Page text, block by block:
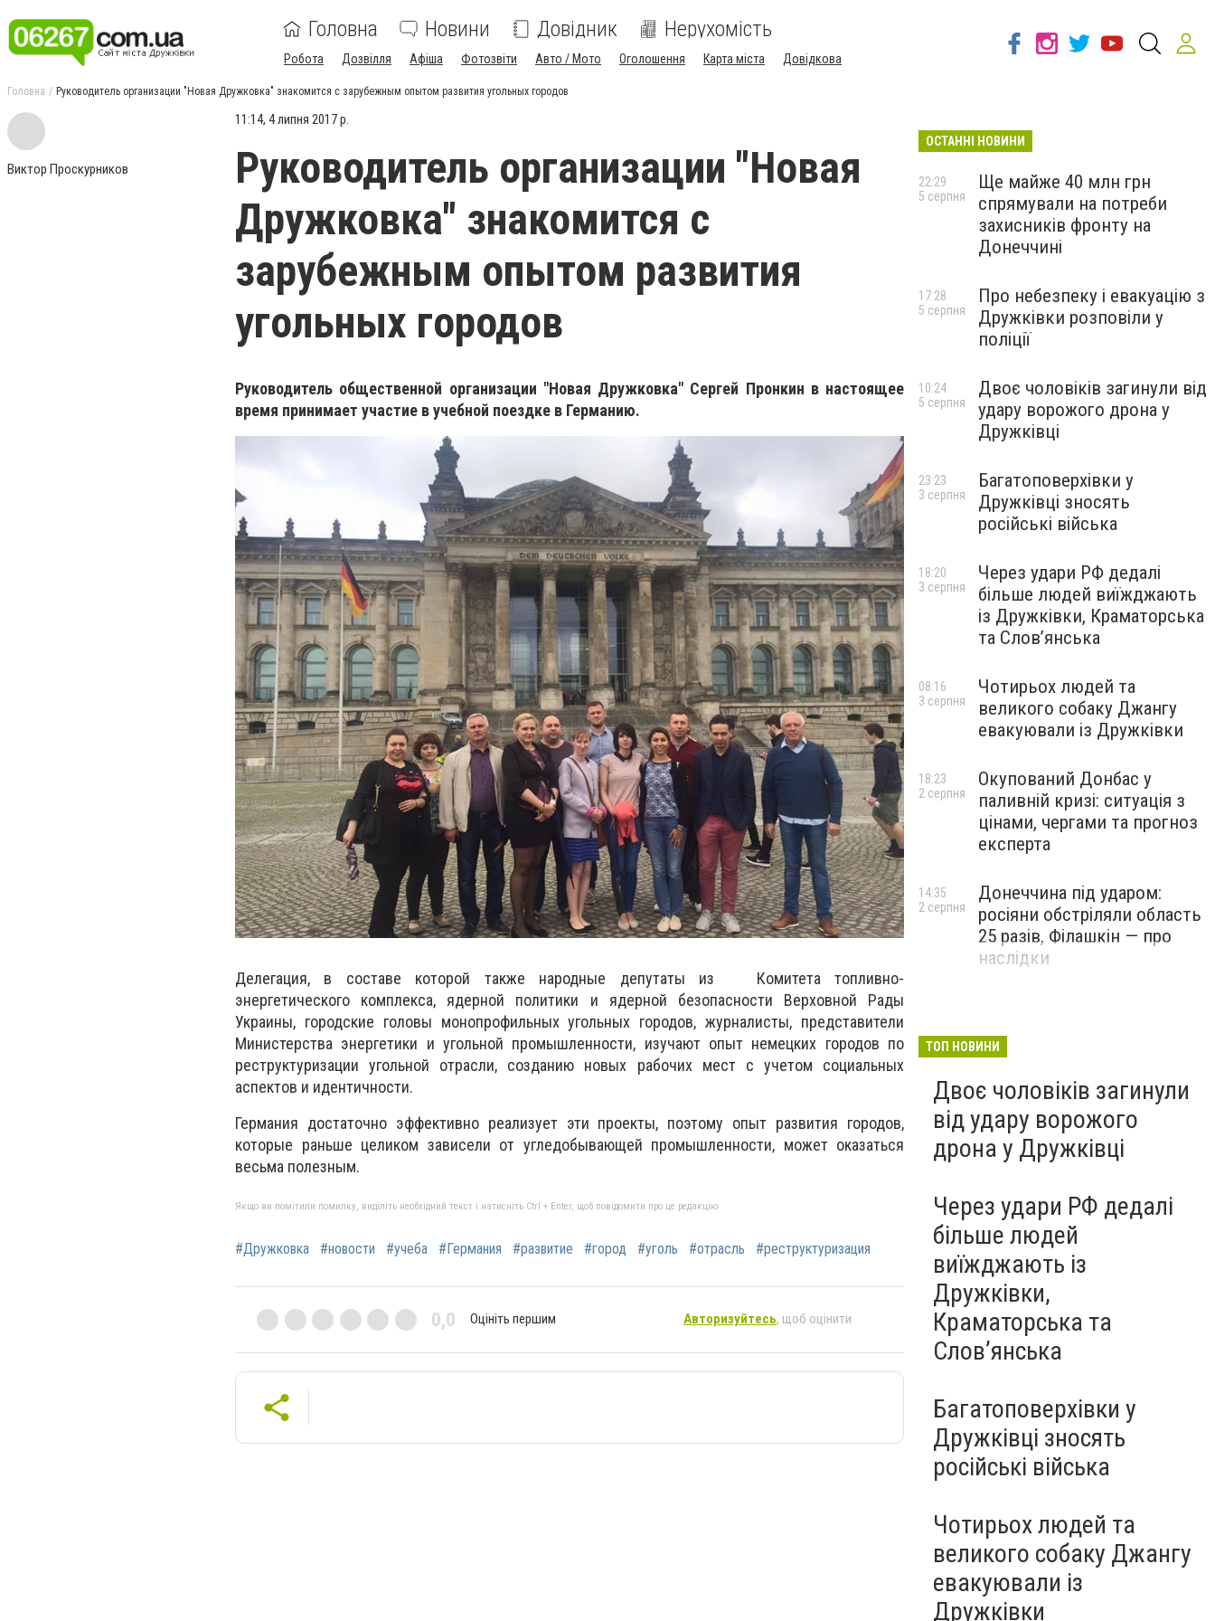
Головна Новини Довідник Нерухомість
Робота Дозвілля Афіша Фотозвіти Авто / Мото Оголошення Карта міста Довідкова
Головна Руководитель организации "Новая Дружковка" знакомится с зарубежным опытом развития угольных городов
Виктор Проскурников
11:14, 4 липня 2017 р.
Руководитель организации "Новая
Дружковка" знакомится с
зарубежным опытом развития
угольных городов
Руководитель общественной организации "Новая Дружковка" Сергей Пронкин в настоящее
время принимает участие в учебной поездке в Германию.
Делегация, в составе которой также народные депутаты из Комитета топливно-
энергетического комплекса, ядерной политики и ядерной безопасности Верховной Рады
Украины, городские головы монопрофильных угольных городов, журналисты, представители
Министерства энергетики и угольной промышленности, изучают опыт немецких городов по
реструктуризации угольной отрасли, созданию новых рабочих мест с учетом социальных
аспектов и идентичности.
Германия достаточно эффективно реализует эти проекты, поэтому опыт развития городов,
которые раньше целиком зависели от угледобывающей промышленности, может оказаться
весьма полезным.
Якщо ви помітили помилку, виділіть необхідний текст і натисніть Ctrl + Enter, щоб повідомити про це редакцію
#Дружковка #новости #учеба #Германия #развитие #город #уголь #отрасль #реструктуризация
0,0 Оцініть першим Авторизуйтесь, щоб оцінити
ОСТАННІ НОВИНИ
Ще майже 40 млн грн
спрямували на потреби
захисників фронту на
Донеччині
22:29
5 серпня
Про небезпеку і евакуацію з
Дружківки розповіли у
поліції
17:28
5 серпня
Двоє чоловіків загинули від
удару ворожого дрона у
Дружківці
10:24
5 серпня
Багатоповерхівки у
Дружківці зносять
російські війська
23:23
3 серпня
Через удари РФ дедалі
більше людей виїжджають
із Дружківки, Краматорська
та Слов’янська
18:20
3 серпня
Чотирьох людей та
великого собаку Джангу
евакуювали із Дружківки
08:16
3 серпня
Окупований Донбас у
паливній кризі: ситуація з
цінами, чергами та прогноз
експерта
18:23
2 серпня
Донеччина під ударом:
росіяни обстріляли область
25 разів, Філашкін — про
наслідки
14:35
2 серпня
ТОП НОВИНИ
Двоє чоловіків загинули
від удару ворожого
дрона у Дружківці
Через удари РФ дедалі
більше людей
виїжджають із
Дружківки,
Краматорська та
Слов’янська
Багатоповерхівки у
Дружківці зносять
російські війська
Чотирьох людей та
великого собаку Джангу
евакуювали із
Дружківки